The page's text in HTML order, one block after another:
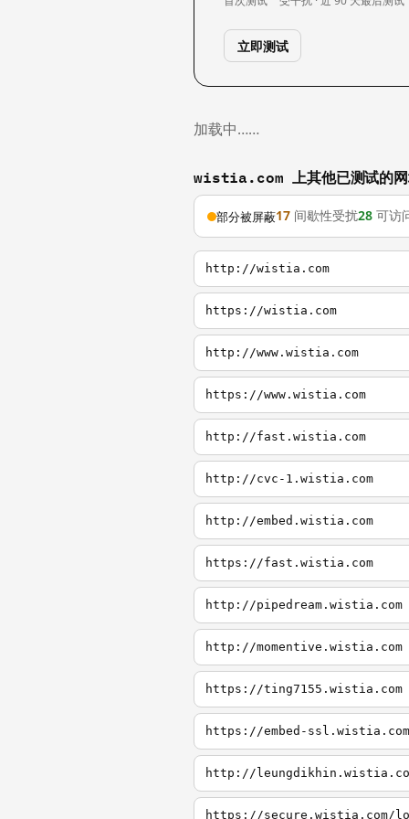
立即测试
加载中……
wistia.com 上其他已测试的
部分被屏蔽17 间歇性受扰28 可访
http://wistia.com
https://wistia.com
http://www.wistia.com
https://www.wistia.com
http://fast.wistia.com
http://cvc-1.wistia.com
http://embed.wistia.com
https://fast.wistia.com
http://pipedream.wistia.com
http://momentive.wistia.com
https://ting7155.wistia.com
https://embed-ssl.wistia.com
http://
https://secure.wistia.com/